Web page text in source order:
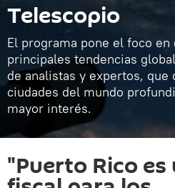
Telescopio
El programa pone el foco
principales tendencias
de analistas y expertos, que
ciudades del mundo
mayor interés.
"Puerto Rico